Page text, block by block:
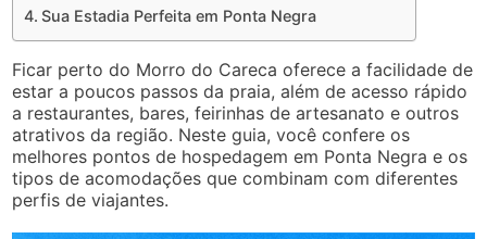
Sua Estadia Perfeita em Ponta Negra
Ficar perto do Morro do Careca oferece a facilidade de
estar a poucos passos da praia, além de acesso rápido
a restaurantes, bares, feirinhas de artesanato e outros
atrativos da região. Neste guia, você confere os
melhores pontos de hospedagem em Ponta Negra e os
tipos de acomodações que combinam com diferentes
perfis de viajantes.